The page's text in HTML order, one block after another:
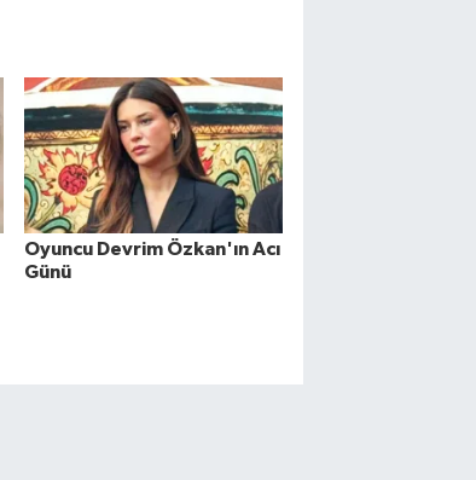
Oyuncu Devrim Özkan'ın Acı
Günü